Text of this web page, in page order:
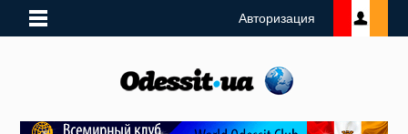
Авторизация